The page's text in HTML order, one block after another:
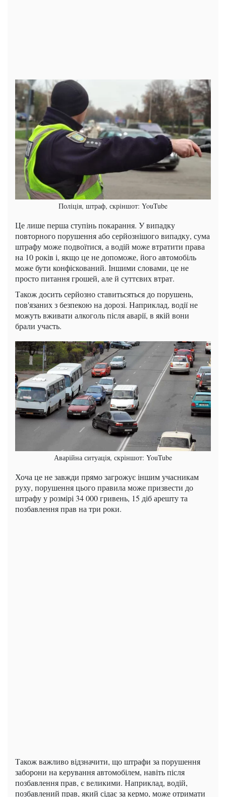
Поліція, штраф, скріншот: YouTube
Це лише перша ступінь покарання. У випадку
повторного порушення або серйознішого випадку, сума
штрафу може подвоїтися, а водій може втратити права
на 10 років і, якщо це не допоможе, його автомобіль
може бути конфіскований. Іншими словами, це не
просто питання грошей, але й суттєвих втрат.
Також досить серйозно ставитьсяться до порушень,
пов'язаних з безпекою на дорозі. Наприклад, водії не
можуть вживати алкоголь після аварії, в якій вони
брали участь.
Аварійна ситуація, скріншот: YouTube
Хоча це не завжди прямо загрожує іншим учасникам
руху, порушення цього правила може призвести до
штрафу у розмірі 34 000 гривень, 15 діб арешту та
позбавлення прав на три роки.
Також важливо відзначити, що штрафи за порушення
заборони на керування автомобілем, навіть після
позбавлення прав, є великими. Наприклад, водій,
позбавлений прав, який сідає за кермо, може отримати